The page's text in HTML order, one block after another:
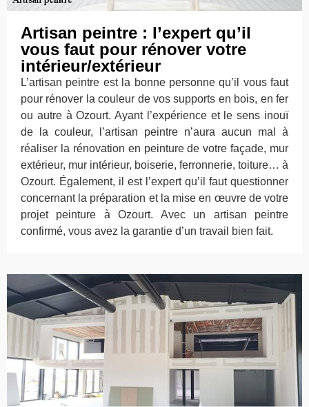
Artisan peintre : l’expert qu’il
vous faut pour rénover votre
intérieur/extérieur
L’artisan peintre est la bonne personne qu’il vous faut
pour rénover la couleur de vos supports en bois, en fer
ou autre à Ozourt. Ayant l’expérience et le sens inouï
de la couleur, l’artisan peintre n’aura aucun mal à
réaliser la rénovation en peinture de votre façade, mur
extérieur, mur intérieur, boiserie, ferronnerie, toiture… à
Ozourt. Également, il est l’expert qu’il faut questionner
concernant la préparation et la mise en œuvre de votre
projet peinture à Ozourt. Avec un artisan peintre
confirmé, vous avez la garantie d’un travail bien fait.